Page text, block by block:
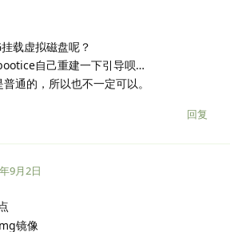
载虚拟磁盘呢？
自己重建一下引导呗…
通的，所以也不一定可以。
回复
9月2日
镜像